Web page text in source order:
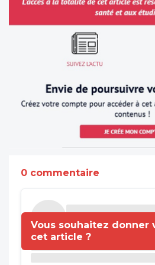
0 commentaire
Vous souhaitez donner
cet article ?